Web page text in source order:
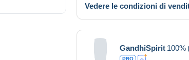
Vedere le condizioni di
GandhiSpirit 100%